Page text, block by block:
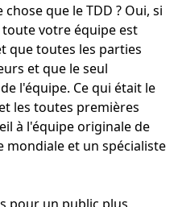
que le TDD ? Oui, si
votre équipe est
que toutes les parties
et que le seul
l'équipe. Ce qui était le
les toutes premières
à l'équipe originale de
mondiale et un spécialiste